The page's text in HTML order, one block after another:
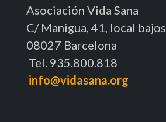
Asociación Vida Sana
C/ Manigua, 41, local bajos.
08027 Barcelona
Tel. 935.800.818
info@vidasana.org